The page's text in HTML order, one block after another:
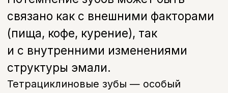
либо потребуется восстановление цвета
эмали с помощью виниров или коронок.